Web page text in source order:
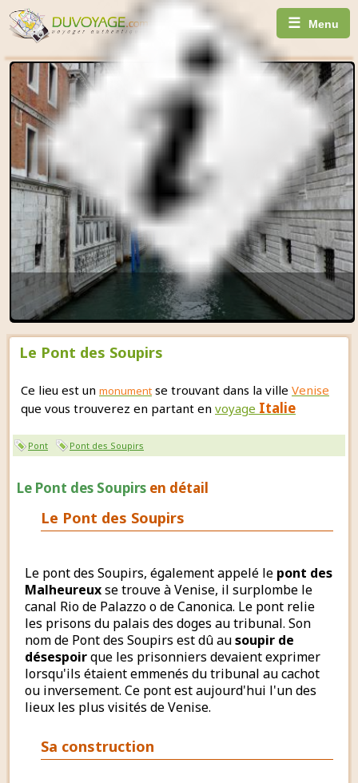
☰ Menu
Le Pont des Soupirs
Ce lieu est un monument se trouvant dans la ville Venise
que vous trouverez en partant en voyage Italie
Pont Pont des Soupirs
Le Pont des Soupirs en détail
Le Pont des Soupirs
Le pont des Soupirs, également appelé le pont des
Malheureuxse trouve à Venise, il surplombe le
canal Rio de Palazzo o de Canonica. Le pont relie
les prisons du palais des doges au tribunal. Son
nom de Pont des Soupirs est dû ausoupir de
désespoirque les prisonniers devaient exprimer
lorsqu'ils étaient emmenés du tribunal au cachot
ou inversement. Ce pont est aujourd'hui l'un des
lieux les plus visités de Venise.
Sa construction